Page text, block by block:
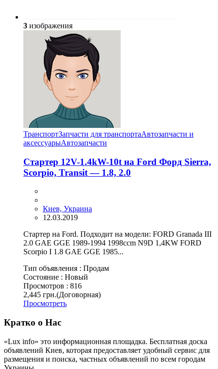
3 изображения
ТранспортЗапчасти для транспортаАвтозапчасти и
аксессуарыАвтозапчасти
Стартер 12V-1.4kW-10t на Ford Форд Sierra,
Scorpio, Transit — 1.8, 2.0
Киев, Украина
12.03.2019
Стартер на Ford. Подходит на модели: FORD Granada III
2.0 GAE GGE 1989-1994 1998ccm N9D 1,4KW FORD
Scorpio I 1.8 GAE GGE 1985...
Тип объявления : Продам
Состояние : Новый
Просмотров : 816
2,445 грн.(Договорная)
Просмотреть
Кратко о Нас
«Lux info» это информационная площадка. Бесплатная доска
объявлений Киев, которая предоставляет удобный сервис для
размещения и поиска, частных объявлений по всем городам